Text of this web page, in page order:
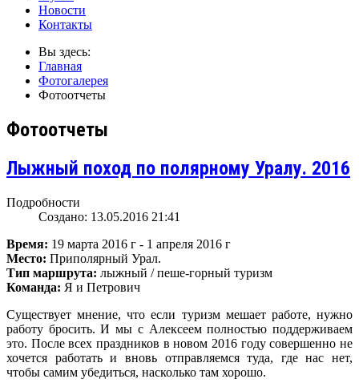
Новости
Контакты
Вы здесь:
Главная
Фотогалерея
Фотоотчеты
Фотоотчеты
Лыжный поход по полярному Уралу. 2016
Подробности
Создано: 13.05.2016 21:41
Время: 19 марта 2016 г - 1 апреля 2016 г
Место: Приполярный Урал.
Тип маршрута: лыжный / пеше-горный туризм
Команда: Я и Петрович
Существует мнение, что если туризм мешает работе, нужно
работу бросить. И мы с Алексеем полностью поддерживаем
это. После всех праздников в новом 2016 году совершенно не
хочется работать и вновь отправляемся туда, где нас нет,
чтобы самим убедиться, насколько там хорошо.